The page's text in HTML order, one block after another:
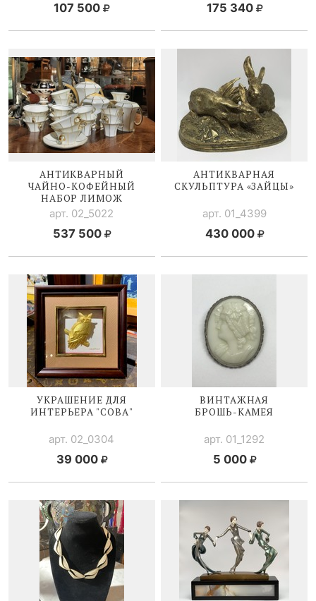
107 500 175 340
АНТИКВАРНЫЙ
ЧАЙНО-КОФЕЙНЫЙ
НАБОР ЛИМОЖ
арт. 02_5022
537 500
АНТИКВАРНАЯ
СКУЛЬПТУРА «ЗАЙЦЫ»
арт. 01_4399
430 000
УКРАШЕНИЕ ДЛЯ
ИНТЕРЬЕРА "СОВА"
арт. 02_0304
39 000
ВИНТАЖНАЯ
БРОШЬ-КАМЕЯ
арт. 01_1292
5 000